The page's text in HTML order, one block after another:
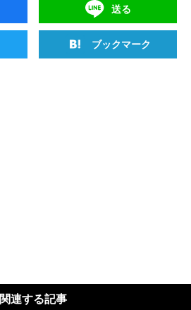
送る
ブックマーク
関連する記事